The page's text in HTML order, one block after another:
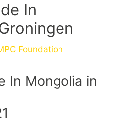
In
Foundation
In Mongolia in